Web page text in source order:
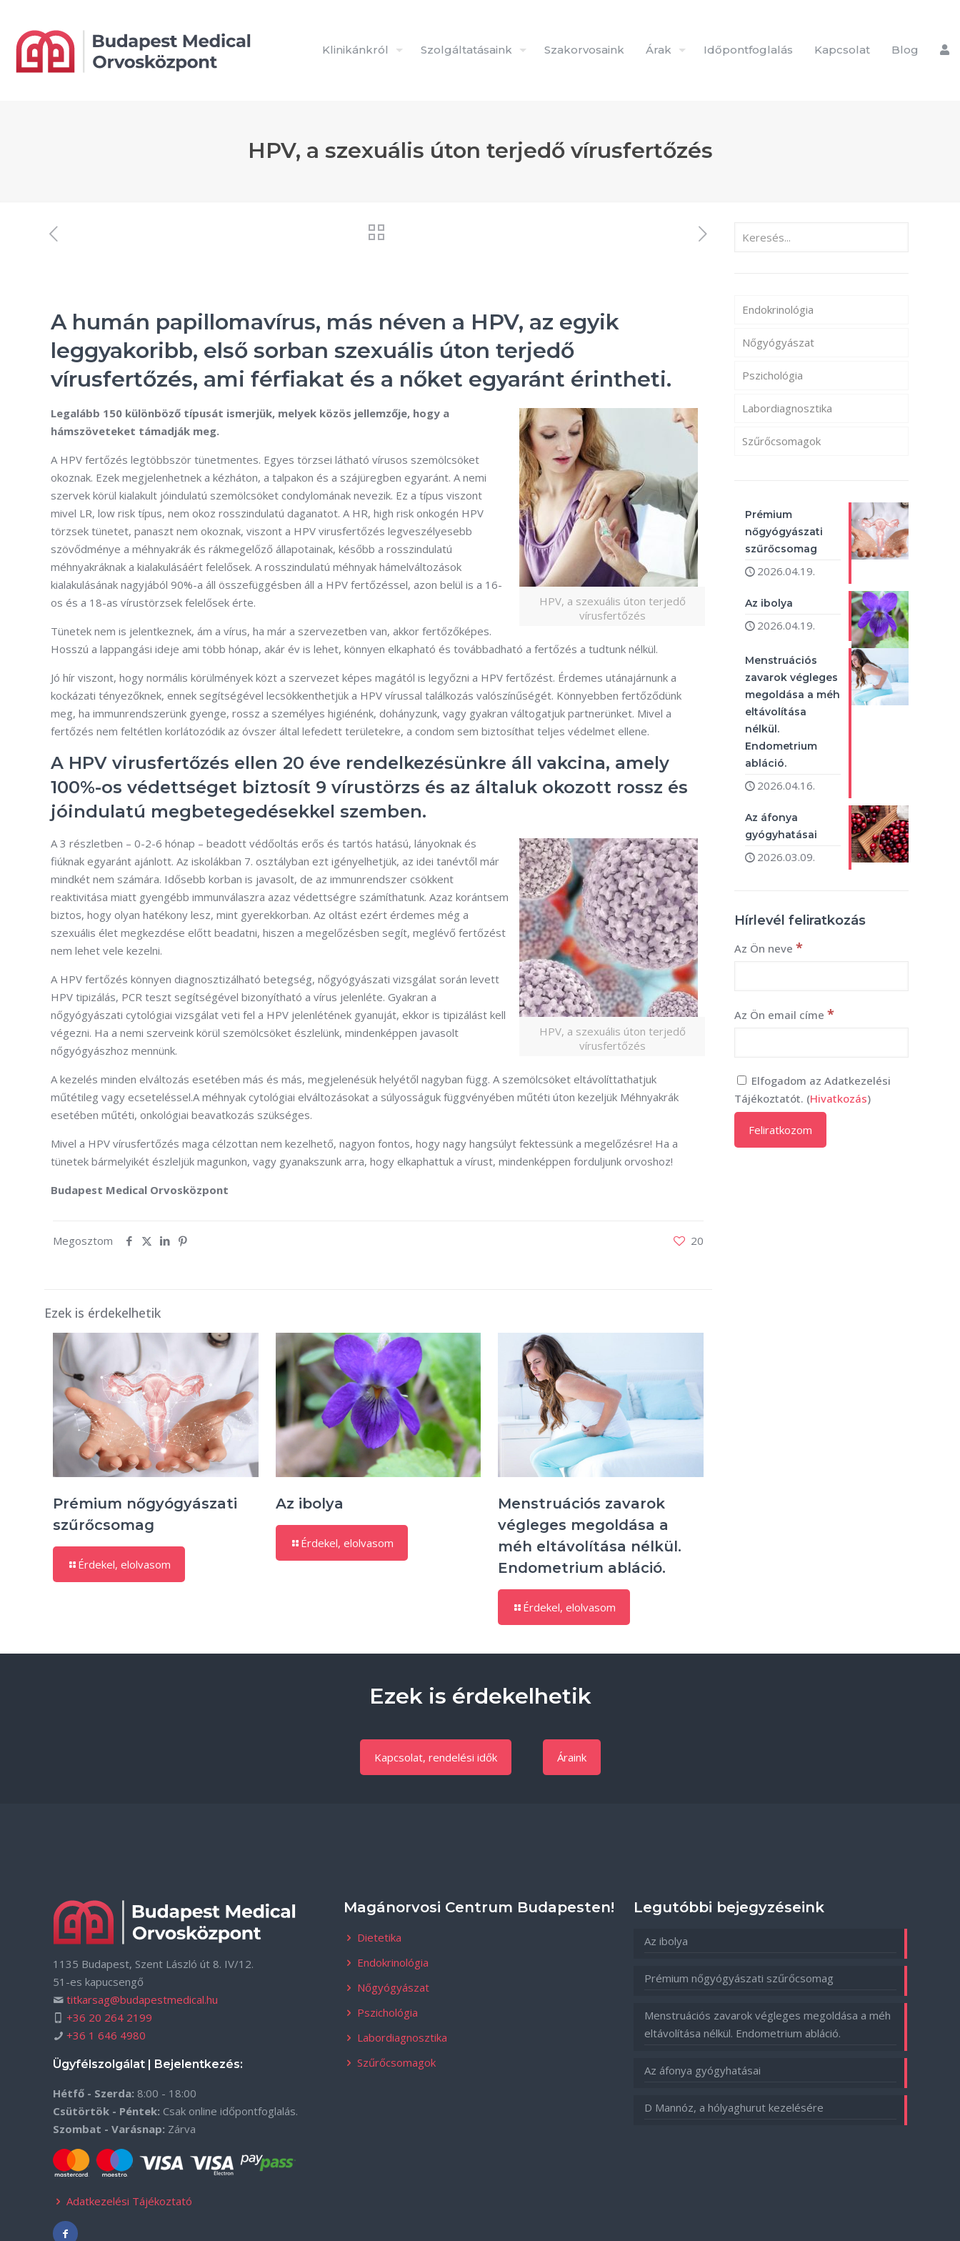
Klinikánkról Szolgáltatásaink Szakorvosaink Árak Időpontfoglalás Kapcsolat Blog
HPV, a szexuális úton terjedő vírusfertőzés
A humán papillomavírus, más néven a HPV, az egyik
leggyakoribb, első sorban szexuális úton terjedő
vírusfertőzés, ami férfiakat és a nőket egyaránt érintheti.
HPV, a szexuális úton terjedő
vírusfertőzés
Legalább 150 különböző típusát ismerjük, melyek közös jellemzője, hogy a
hámszöveteket támadják meg.
A HPV fertőzés legtöbbször tünetmentes. Egyes törzsei látható vírusos szemölcsöket
okoznak. Ezek megjelenhetnek a kézháton, a talpakon és a szájüregben egyaránt. A nemi
szervek körül kialakult jóindulatú szemölcsöket condylomának nevezik. Ez a típus viszont
mivel LR, low risk típus, nem okoz rosszindulatú daganatot. A HR, high risk onkogén HPV
törzsek tünetet, panaszt nem okoznak, viszont a HPV virusfertőzés legveszélyesebb
szövődménye a méhnyakrák és rákmegelőző állapotainak, később a rosszindulatú
méhnyakráknak a kialakulásáért felelősek. A rosszindulatú méhnyak hámelváltozások
kialakulásának nagyjából 90%-a áll összefüggésben áll a HPV fertőzéssel, azon belül is a 16-
os és a 18-as vírustörzsek felelősek érte.
Tünetek nem is jelentkeznek, ám a vírus, ha már a szervezetben van, akkor fertőzőképes.
Hosszú a lappangási ideje ami több hónap, akár év is lehet, könnyen elkapható és továbbadható a fertőzés a tudtunk nélkül.
Jó hír viszont, hogy normális körülmények közt a szervezet képes magától is legyőzni a HPV fertőzést. Érdemes utánajárnunk a
kockázati tényezőknek, ennek segítségével lecsökkenthetjük a HPV vírussal találkozás valószínűségét. Könnyebben fertőződünk
meg, ha immunrendszerünk gyenge, rossz a személyes higiénénk, dohányzunk, vagy gyakran váltogatjuk partnerünket. Mivel a
fertőzés nem feltétlen korlátozódik az óvszer által lefedett területekre, a condom sem biztosíthat teljes védelmet ellene.
A HPV virusfertőzés ellen 20 éve rendelkezésünkre áll vakcina, amely
100%-os védettséget biztosít 9 vírustörzs és az általuk okozott rossz és
jóindulatú megbetegedésekkel szemben.
HPV, a szexuális úton terjedő
vírusfertőzés
A 3 részletben – 0-2-6 hónap – beadott védőoltás erős és tartós hatású, lányoknak és
fiúknak egyaránt ajánlott. Az iskolákban 7. osztályban ezt igényelhetjük, az idei tanévtől már
mindkét nem számára. Idősebb korban is javasolt, de az immunrendszer csökkent
reaktivitása miatt gyengébb immunválaszra azaz védettségre számíthatunk. Azaz korántsem
biztos, hogy olyan hatékony lesz, mint gyerekkorban. Az oltást ezért érdemes még a
szexuális élet megkezdése előtt beadatni, hiszen a megelőzésben segít, meglévő fertőzést
nem lehet vele kezelni.
A HPV fertőzés könnyen diagnosztizálható betegség, nőgyógyászati vizsgálat során levett
HPV tipizálás, PCR teszt segítségével bizonyítható a vírus jelenléte. Gyakran a
nőgyógyászati cytológiai vizsgálat veti fel a HPV jelenlétének gyanuját, ekkor is tipizálást kell
végezni. Ha a nemi szerveink körül szemölcsöket észlelünk, mindenképpen javasolt
nőgyógyászhoz mennünk.
A kezelés minden elváltozás esetében más és más, megjelenésük helyétől nagyban függ. A szemölcsöket eltávolíttathatjuk
műtétileg vagy ecseteléssel.A méhnyak cytológiai elváltozásokat a súlyosságuk függvényében műtéti úton kezeljük Méhnyakrák
esetében műtéti, onkológiai beavatkozás szükséges.
Mivel a HPV vírusfertőzés maga célzottan nem kezelhető, nagyon fontos, hogy nagy hangsúlyt fektessünk a megelőzésre! Ha a
tünetek bármelyikét észleljük magunkon, vagy gyanakszunk arra, hogy elkaphattuk a vírust, mindenképpen forduljunk orvoshoz!
Budapest Medical Orvosközpont
Megosztom 20
Ezek is érdekelhetik
Prémium nőgyógyászati
szűrőcsomag
Érdekel, elolvasom
Az ibolya
Érdekel, elolvasom
Menstruációs zavarok
végleges megoldása a
méh eltávolítása nélkül.
Endometrium abláció.
Érdekel, elolvasom
Endokrinológia
Nőgyógyászat
Pszichológia
Labordiagnosztika
Szűrőcsomagok
Prémium
nőgyógyászati
szűrőcsomag
2026.04.19.
Az ibolya
2026.04.19.
Menstruációs
zavarok végleges
megoldása a méh
eltávolítása
nélkül.
Endometrium
abláció.
2026.04.16.
Az áfonya
gyógyhatásai
2026.03.09.
Hírlevél feliratkozás
Az Ön neve *
Az Ön email címe *
Elfogadom az Adatkezelési
Tájékoztatót. (Hivatkozás)
Ezek is érdekelhetik
Kapcsolat, rendelési idők Áraink
1135 Budapest, Szent László út 8. IV/12.
51-es kapucsengő
titkarsag@budapestmedical.hu
+36 20 264 2199
+36 1 646 4980
Ügyfélszolgálat | Bejelentkezés:
Hétfő - Szerda: 8:00 - 18:00
Csütörtök - Péntek: Csak online időpontfoglalás.
Szombat - Varásnap: Zárva
Adatkezelési Tájékoztató
Magánorvosi Centrum Budapesten!
Dietetika
Endokrinológia
Nőgyógyászat
Pszichológia
Labordiagnosztika
Szűrőcsomagok
Legutóbbi bejegyzéseink
Az ibolya
Prémium nőgyógyászati szűrőcsomag
Menstruációs zavarok végleges megoldása a méh
eltávolítása nélkül. Endometrium abláció.
Az áfonya gyógyhatásai
D Mannóz, a hólyaghurut kezelésére